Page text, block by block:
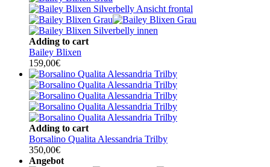
Adding to cart
Bailey Blixen
159,00€
Adding to cart
Borsalino Qualita Alessandria Trilby
350,00€
Angebot